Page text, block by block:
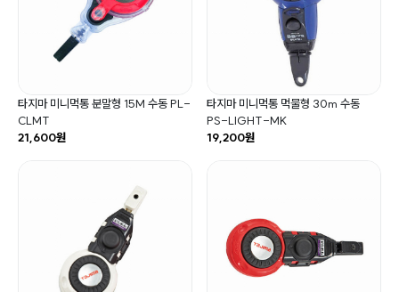
타지마 미니먹통 분말형 15M 수동 PL-
CLMT
21,600원
타지마 미니먹통 먹물형 30m 수동
PS-LIGHT-MK
19,200원